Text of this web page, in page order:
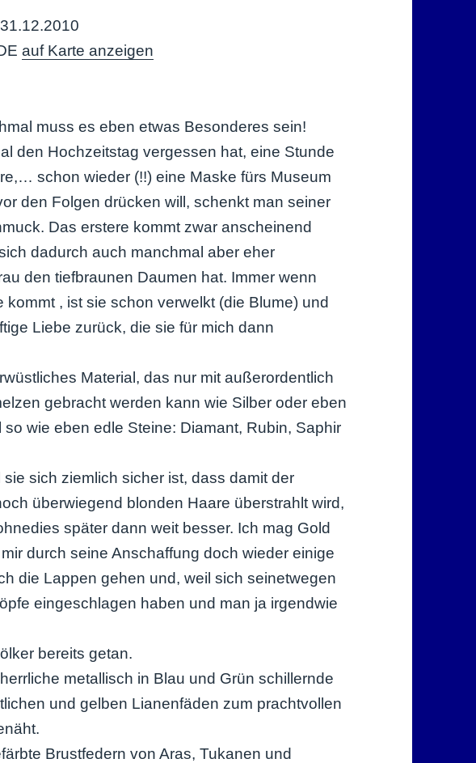
auf Karte anzeigen
muss es eben etwas Besonderes sein!
den Hochzeitstag vergessen hat, eine Stunde
schon wieder (!!) eine Maske fürs Museum
den Folgen drücken will, schenkt man seiner
Das erstere kommt zwar anscheinend
dadurch auch manchmal aber eher
den tiefbraunen Daumen hat. Immer wenn
kommt , ist sie schon verwelkt (die Blume) und
Liebe zurück, die sie für mich dann
Material, das nur mit außerordentlich
gebracht werden kann wie Silber oder eben
wie eben edle Steine: Diamant, Rubin, Saphir
sich ziemlich sicher ist, dass damit der
überwiegend blonden Haare überstrahlt wird,
später dann weit besser. Ich mag Gold
durch seine Anschaffung doch wieder einige
die Lappen gehen und, weil sich seinetwegen
eingeschlagen haben und man ja irgendwie
bereits getan.
metallisch in Blau und Grün schillernde
und gelben Lianenfäden zum prachtvollen
Brustfedern von Aras, Tukanen und